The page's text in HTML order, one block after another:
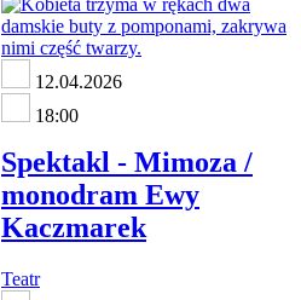
12.04.2026
18:00
Spektakl - Mimoza /
monodram Ewy
Kaczmarek
Teatr